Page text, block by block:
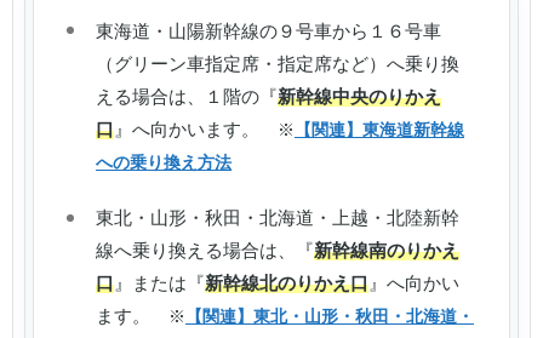
東海道・山陽新幹線の９号車から１６号車
（グリーン車指定席・指定席など）へ乗り換
える場合は、１階の『新幹線中央のりかえ
口 』へ向かいます。 ※
【関連】東海道新幹線
への乗り換え方法
東北・山形・秋田・北海道・上越・北陸新幹
線へ乗り換える場合は、『新幹線南のりかえ
口』または『新幹線北のりかえ口』へ向かい
ます。
※
【関連】東北・山形・秋田・北海道・